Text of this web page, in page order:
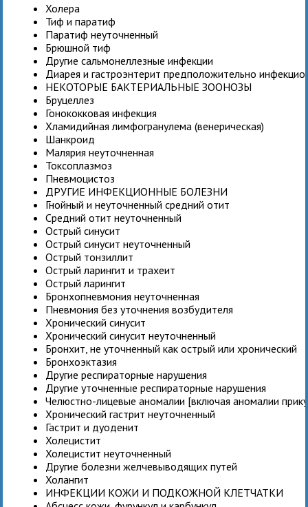
Холера
Тиф и паратиф
Паратиф неуточненный
Брюшной тиф
Другие сальмонеллезные инфекции
Диарея и гастроэнтерит предположительно
НЕКОТОРЫЕ БАКТЕРИАЛЬНЫЕ ЗООНОЗЫ
Бруцеллез
Гонококковая инфекция
Хламидийная лимфогранулема (венерическая)
Шанкроид
Малярия неуточненная
Токсоплазмоз
Пневмоцистоз
ДРУГИЕ ИНФЕКЦИОННЫЕ БОЛЕЗНИ
Гнойный и неуточненный средний отит
Средний отит неуточненный
Острый синусит
Острый синусит неуточненный
Острый тонзиллит
Острый ларингит и трахеит
Острый ларингит
Бронхопневмония неуточненная
Пневмония без уточнения возбудителя
Хронический синусит
Хронический синусит неуточненный
Бронхит, не уточненный как острый или хронический
Бронхоэктазия
Другие респираторные нарушения
Другие уточненные респираторные нарушения
Челюстно-лицевые аномалии [включая аномалии
Хронический гастрит неуточненный
Гастрит и дуоденит
Холецистит
Холецистит неуточненный
Другие болезни желчевыводящих путей
Холангит
ИНФЕКЦИИ КОЖИ И ПОДКОЖНОЙ КЛЕТЧАТКИ